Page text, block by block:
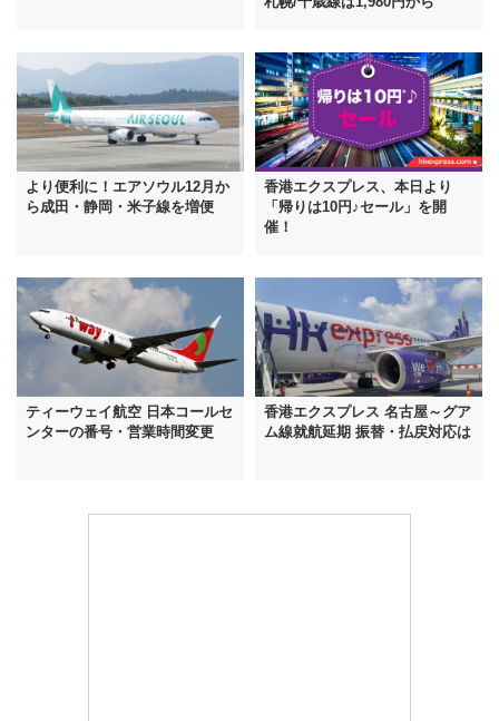
より便利に！エアソウル12月か
ら成田・静岡・米子線を増便
香港エクスプレス、本日より
「帰りは10円♪セール」を開
催！
ティーウェイ航空 日本コールセ
ンターの番号・営業時間変更
香港エクスプレス 名古屋～グア
ム線就航延期 振替・払戻対応は